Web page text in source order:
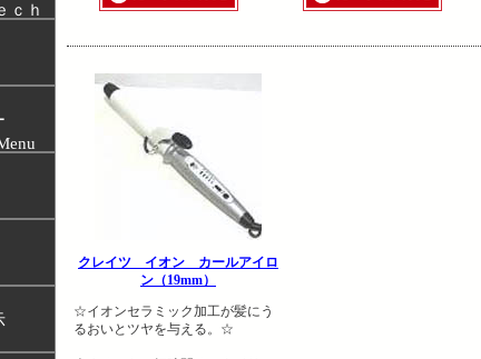
ｃｈ
クレイツ イオン カールアイロ
ン（19mm）
☆イオンセラミック加工が髪にう
るおいとツヤを与える。☆